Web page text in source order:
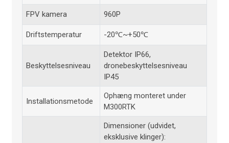
FPV kamera 960P
Driftstemperatur -20℃~+50℃
Beskyttelsesniveau
Detektor IP66,
dronebeskyttelsesniveau
IP45
Installationsmetode
Ophæng monteret under
M300RTK
Dimensioner (udvidet,
eksklusive klinger):